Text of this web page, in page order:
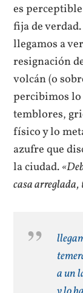
es
fija de
llegamos a
resignación
volcán (o
percibimos
temblores,
físico y lo
azufre que
la ciudad.
casa arreglada,
a un